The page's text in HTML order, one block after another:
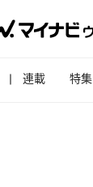
連載 特集